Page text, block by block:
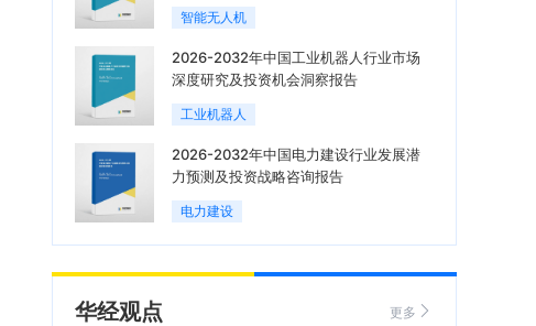
智能无人机
2026-2032年中国工业机器人行业市场
深度研究及投资机会洞察报告
工业机器人
2026-2032年中国电力建设行业发展潜
力预测及投资战略咨询报告
电力建设
华经观点 更多